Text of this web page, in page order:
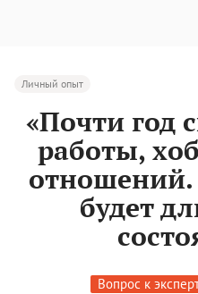
Личный опыт
«Почти год
работы,
будет
Вопрос к